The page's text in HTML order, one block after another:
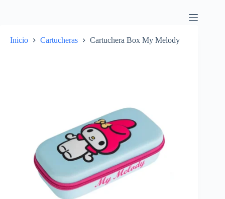
Inicio Cartucheras Cartuchera Box My Melody